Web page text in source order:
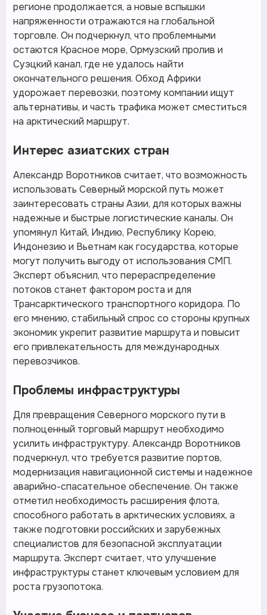
регионе продолжается, а новые вспышки
напряженности отражаются на глобальной
торговле. Он подчеркнул, что проблемными
остаются Красное море, Ормузский пролив и
Суэцкий канал, где не удалось найти
окончательного решения. Обход Африки
удорожает перевозки, поэтому компании ищут
альтернативы, и часть трафика может сместиться
на арктический маршрут.
Интерес азиатских стран
Александр Воротников считает, что возможность
использовать Северный морской путь может
заинтересовать страны Азии, для которых важны
надежные и быстрые логистические каналы. Он
упомянул Китай, Индию, Республику Корею,
Индонезию и Вьетнам как государства, которые
могут получить выгоду от использования СМП.
Эксперт объяснил, что перераспределение
потоков станет фактором роста и для
Трансарктического транспортного коридора. По
его мнению, стабильный спрос со стороны крупных
экономик укрепит развитие маршрута и повысит
его привлекательность для международных
перевозчиков.
Проблемы инфраструктуры
Для превращения Северного морского пути в
полноценный торговый маршрут необходимо
усилить инфраструктуру. Александр Воротников
подчеркнул, что требуется развитие портов,
модернизация навигационной системы и надежное
аварийно-спасательное обеспечение. Он также
отметил необходимость расширения флота,
способного работать в арктических условиях, а
также подготовки российских и зарубежных
специалистов для безопасной эксплуатации
маршрута. Эксперт считает, что улучшение
инфраструктуры станет ключевым условием для
роста грузопотока.